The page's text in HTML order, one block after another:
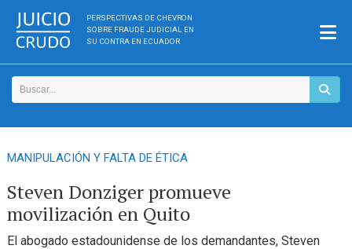
PERSPECTIVAS DE CHEVRON
SOBRE FRAUDE JUDICIAL EN
SU CONTRA EN ECUADOR
MANIPULACIÓN Y FALTA DE ÉTICA
Steven Donziger promueve
movilización en Quito
El abogado estadounidense de los demandantes, Steven